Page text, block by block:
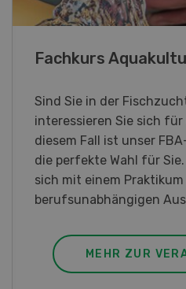
Blick hinter die
Am Samstag, 26. und
2026 öffnet Rapid am
Killwangen zum
MEHR ZUR